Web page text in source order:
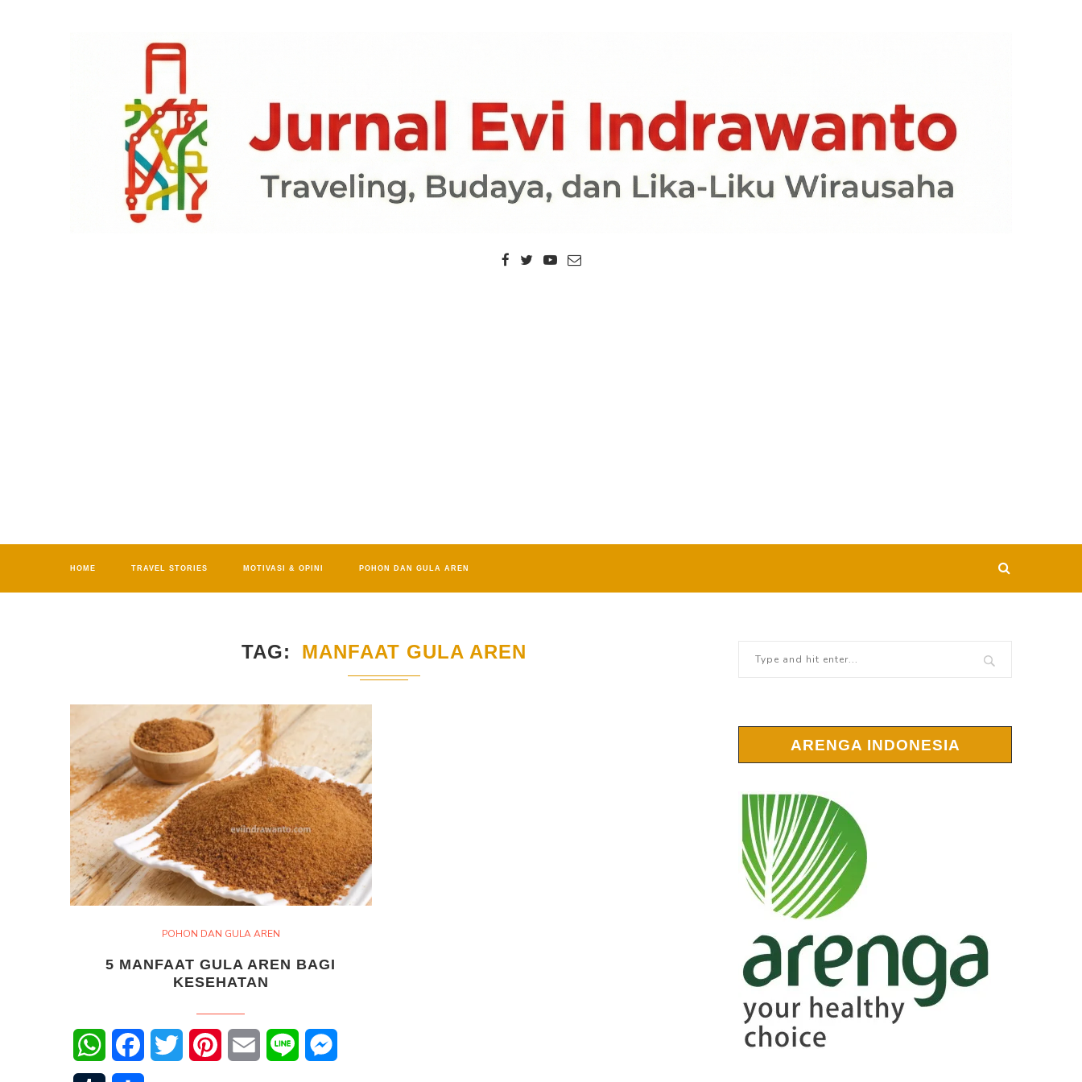
HOME TRAVEL STORIES MOTIVASI & OPINI POHON DAN GULA AREN
TAG MANFAAT GULA AREN
POHON DAN GULA AREN
5 MANFAAT GULA AREN BAGI
KESEHATAN
WhatsAppFacebookTwitter PinterestEmail Line
ARENGA INDONESIA